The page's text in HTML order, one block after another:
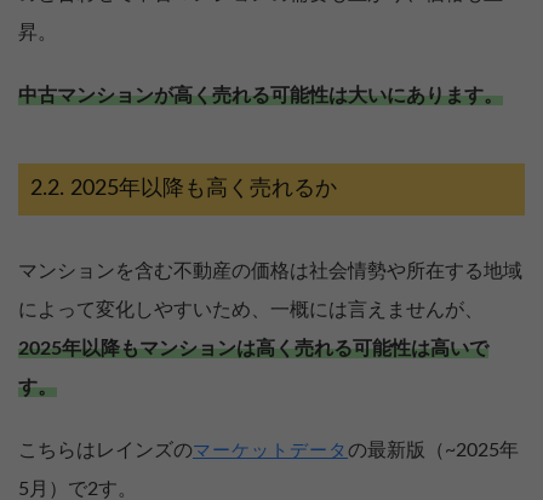
昇。
中古マンションが高く売れる可能性は大いにあります。
2025年以降も高く売れるか
マンションを含む不動産の価格は社会情勢や所在する地域
によって変化しやすいため、一概には言えませんが、
2025年以降もマンションは高く売れる可能性は高いで
す。
こちらはレインズのマーケットデータ の最新版（~2025年
5月）で2す。